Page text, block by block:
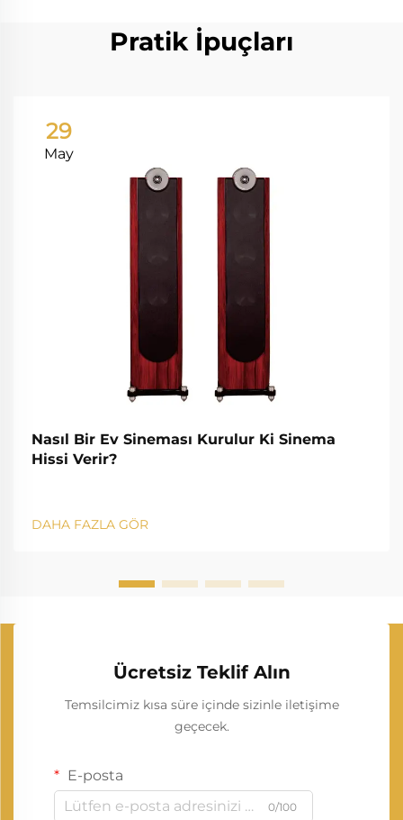
Pratik İpuçları
29
May
Nasıl Bir Ev Sineması Kurulur Ki Sinema
Hissi Verir?
DAHA FAZLA GÖR
Ücretsiz Teklif Alın
Temsilcimiz kısa süre içinde sizinle iletişime
geçecek.
E-posta
0/100